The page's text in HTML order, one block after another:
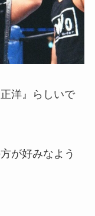
洋』らしいで
が好みなよう